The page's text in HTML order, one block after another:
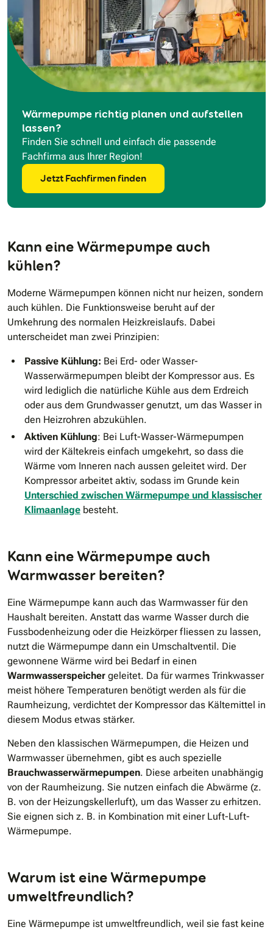
Wärmepumpe richtig planen und aufstellen
lassen?
Finden Sie schnell und einfach die passende
Fachfirma aus Ihrer Region!
Jetzt Fachfirmen finden
Kann eine Wärmepumpe auch
kühlen?
Moderne Wärmepumpen können nicht nur heizen, sondern
auch kühlen. Die Funktionsweise beruht auf der
Umkehrung des normalen Heizkreislaufs. Dabei
unterscheidet man zwei Prinzipien:
Passive Kühlung: Bei Erd- oder Wasser-
Wasserwärmepumpen bleibt der Kompressor aus. Es
wird lediglich die natürliche Kühle aus dem Erdreich
oder aus dem Grundwasser genutzt, um das Wasser in
den Heizrohren abzukühlen.
Aktiven Kühlung: Bei Luft-Wasser-Wärmepumpen
wird der Kältekreis einfach umgekehrt, so dass die
Wärme vom Inneren nach aussen geleitet wird. Der
Kompressor arbeitet aktiv, sodass im Grunde kein
Unterschied zwischen Wärmepumpe und klassischer
Klimaanlage besteht.
Kann eine Wärmepumpe auch
Warmwasser bereiten?
Eine Wärmepumpe kann auch das Warmwasser für den
Haushalt bereiten. Anstatt das warme Wasser durch die
Fussbodenheizung oder die Heizkörper fliessen zu lassen,
nutzt die Wärmepumpe dann ein Umschaltventil. Die
gewonnene Wärme wird bei Bedarf in einen
Warmwasserspeicher geleitet. Da für warmes Trinkwasser
meist höhere Temperaturen benötigt werden als für die
Raumheizung, verdichtet der Kompressor das Kältemittel in
diesem Modus etwas stärker.
Neben den klassischen Wärmepumpen, die Heizen und
Warmwasser übernehmen, gibt es auch spezielle
Brauchwasserwärmepumpen. Diese arbeiten unabhängig
von der Raumheizung. Sie nutzen einfach die Abwärme (z.
B. von der Heizungskellerluft), um das Wasser zu erhitzen.
Sie eignen sich z. B. in Kombination mit einer Luft-Luft-
Wärmepumpe.
Warum ist eine Wärmepumpe
umweltfreundlich?
Eine Wärmepumpe ist umweltfreundlich, weil sie fast keine